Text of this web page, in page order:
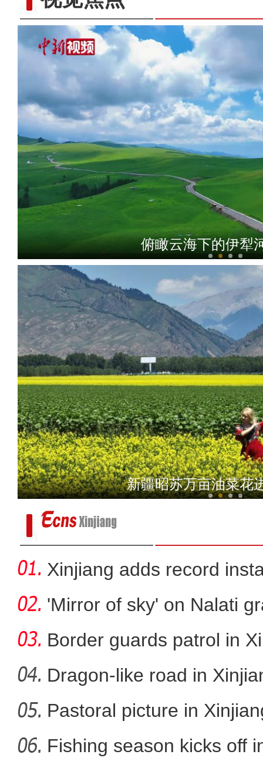
阿克苏地区“百日千万招聘
拜城县上半年旅游业持续
“锋刃-2023”国际狙击手射
新疆昭苏万亩油菜花
“桃”不掉的甜蜜！新疆库
Xinjiang adds record
cap
'Mirror of sky' on Nalati
Border guards patrol in
Dragon-like road in
Pastoral picture in
Fishing season kicks off